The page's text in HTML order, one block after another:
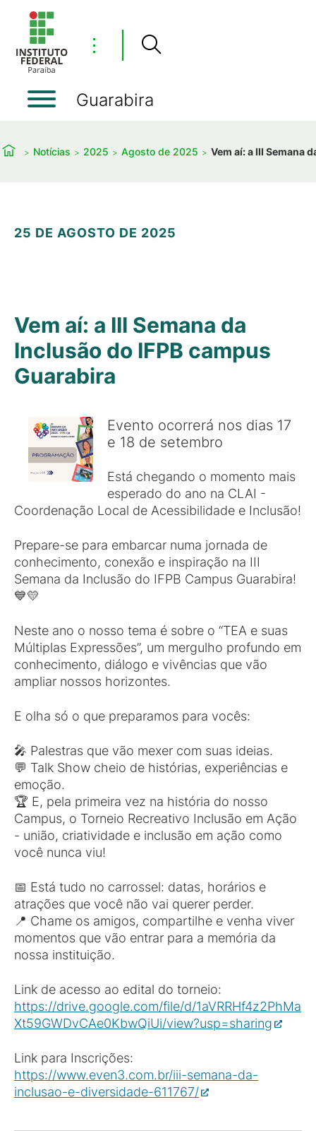
⋮
Guarabira
Notícias 2025 Agosto de 2025 Vem aí: a III Semana
25 DE AGOSTO DE 2025
Vem aí: a III Semana da
Inclusão do IFPB campus
Guarabira
Evento ocorrerá nos dias 17
e 18 de setembro
Está chegando o momento mais
esperado do ano na CLAI -
Coordenação Local de Acessibilidade e Inclusão!
Prepare-se para embarcar numa jornada de
conhecimento, conexão e inspiração na III
Semana da Inclusão do IFPB Campus Guarabira!
💙💛
Neste ano o nosso tema é sobre o “TEA e suas
Múltiplas Expressões”, um mergulho profundo em
conhecimento, diálogo e vivências que vão
ampliar nossos horizontes.
E olha só o que preparamos para vocês:
🎤 Palestras que vão mexer com suas ideias.
💬 Talk Show cheio de histórias, experiências e
emoção.
🏆 E, pela primeira vez na história do nosso
Campus, o Torneio Recreativo Inclusão em Ação
- união, criatividade e inclusão em ação como
você nunca viu!
📅 Está tudo no carrossel: datas, horários e
atrações que você não vai querer perder.
📍 Chame os amigos, compartilhe e venha viver
momentos que vão entrar para a memória da
nossa instituição.
Link de acesso ao edital do torneio:
https://drive.google.com/file/d/1aVRRHf4z2PhMa
Xt59GWDvCAe0KbwQiUi/view?usp=sharing
Link para Inscrições:
https://www.even3.com.br/iii-semana-da-
inclusao-e-diversidade-611767/